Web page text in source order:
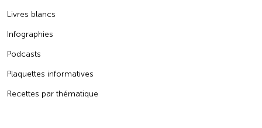
Livres blancs
Infographies
Podcasts
Plaquettes informatives
Recettes par thématique